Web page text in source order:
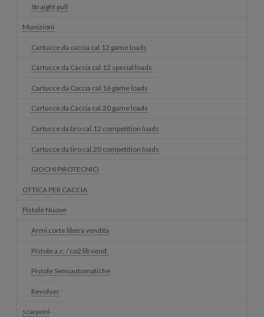
Straight pull
Munizioni
Cartucce da caccia cal.12 game loads
Cartucce da Caccia cal.12 special loads
Cartucce da Caccia cal.16 game loads
Cartucce da Caccia cal.20 game loads
Cartucce da tiro cal.12 competition loads
Cartucce da tiro cal.20 competition loads
GIOCHI PIROTECNICI
OTTICA PER CACCIA
Pistole Nuove
Armi corte libera vendita
Pistole a.c. / co2 lib vend.
Pistole Semiautomatiche
Revolver
scarponi